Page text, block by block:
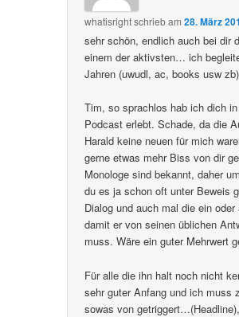
whatisrightschriebam28. März
sehr schön, endlich auch bei dir
einem der aktivsten… ich
Jahren (uwudl, ac, books usw zb)
Tim, so sprachlos hab ich dich
Podcast erlebt. Schade, da die
Harald keine neuen für mich
gerne etwas mehr Biss von dir
Monologe sind bekannt, daher
du es ja schon oft unter Beweis
Dialog und auch mal die ein oder
damit er von seinen üblichen
muss. Wäre ein guter Mehrwert
Für alle die ihn halt noch nicht
sehr guter Anfang und ich muss
sowas von